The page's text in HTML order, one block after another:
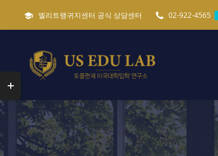
너
뛰
기
엘리트랭귀지센터 공식 상담센터 02-922-4565
Toggle
Sliding
Bar
Area